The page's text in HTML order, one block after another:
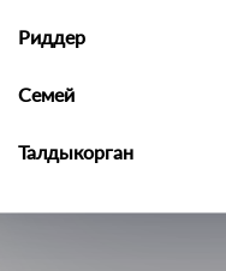
Риддер
Семей
Талдыкорган
Уральск
Производитель: